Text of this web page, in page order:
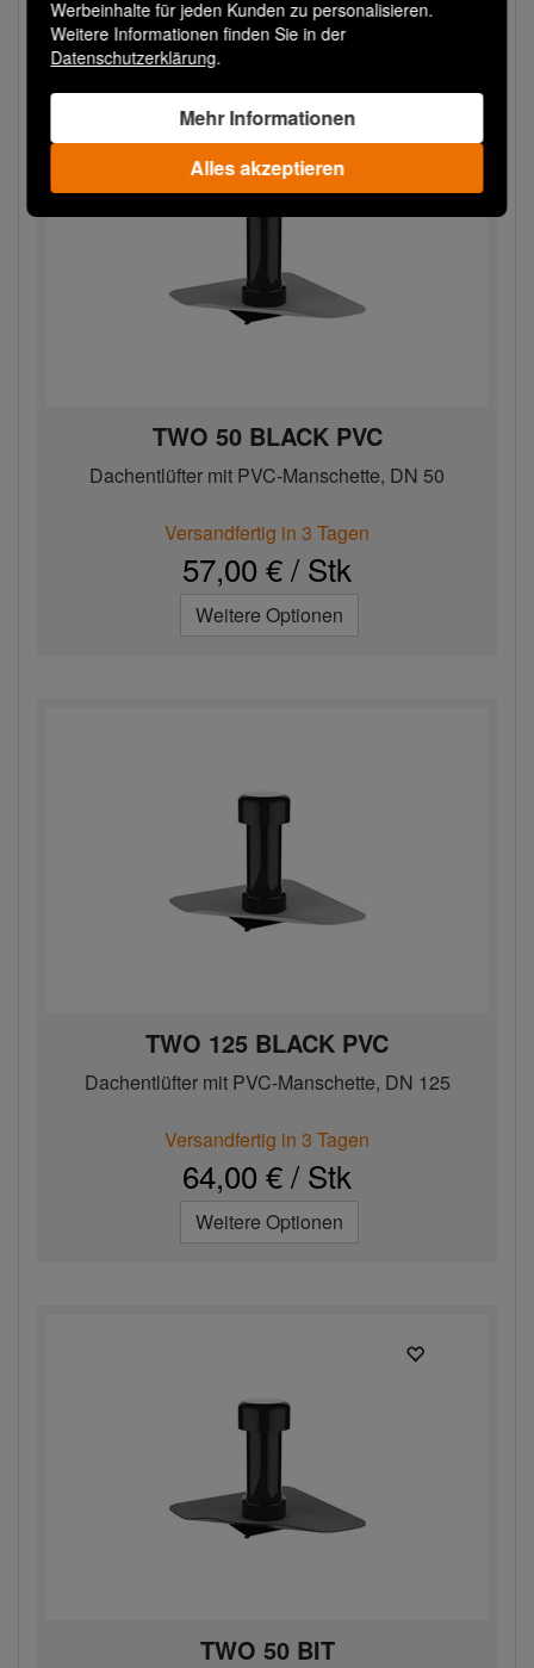
Werbeinhalte für jeden Kunden zu personalisieren.
Weitere Informationen finden Sie in der
Datenschutzerklärung.
Mehr Informationen
Alles akzeptieren
Weitere Optionen
TWO 50 BLACK PVC
Dachentlüfter mit PVC-Manschette, DN 50
Versandfertig in 3 Tagen
57,00 € / Stk
Weitere Optionen
TWO 125 BLACK PVC
Dachentlüfter mit PVC-Manschette, DN 125
Versandfertig in 3 Tagen
64,00 € / Stk
Weitere Optionen
TWO 50 BIT